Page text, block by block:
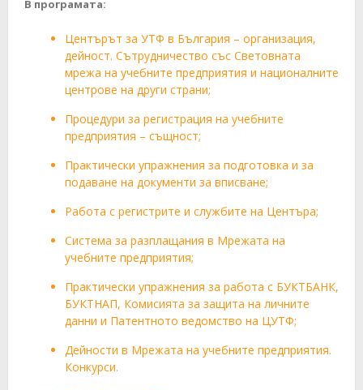
В програмата:
Центърът за УТФ в България – организация,
дейност. Сътрудничество със Световната
мрежа на учебните предприятия и националните
центрове на други страни;
Процедури за регистрация на учебните
предприятия – същност;
Практически упражнения за подготовка и за
подаване на документи за вписване;
Работа с регистрите и службите на Центъра;
Система за разплащания в Мрежата на
учебните предприятия;
Практически упражнения за работа с БУКТБАНК,
БУКТНАП, Комисията за защита на личните
данни и Патентното ведомство на ЦУТФ;
Дейности в Мрежата на учебните предприятия.
Конкурси.